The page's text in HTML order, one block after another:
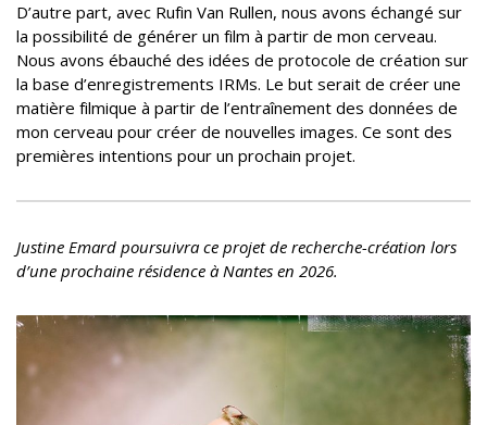
D’autre part, avec Rufin Van Rullen, nous avons échangé sur
la possibilité de générer un film à partir de mon cerveau.
Nous avons ébauché des idées de protocole de création sur
la base d’enregistrements IRMs. Le but serait de créer une
matière filmique à partir de l’entraînement des données de
mon cerveau pour créer de nouvelles images. Ce sont des
premières intentions pour un prochain projet.
Justine Emard poursuivra ce projet de recherche-création lors
d’une prochaine résidence à Nantes en 2026.